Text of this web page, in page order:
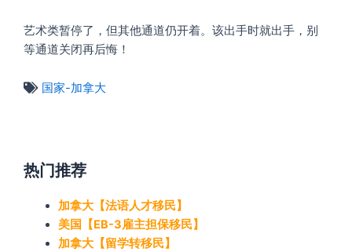
艺术类暂停了，但其他通道仍开着。该出手时就出手，别
等通道关闭再后悔！
国家-加拿大
热门推荐
加拿大【法语人才移民】
美国【EB-3雇主担保移民】
加拿大【留学转移民】